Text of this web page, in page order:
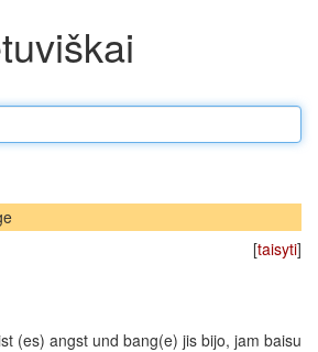
[taisyti]
(es) angst und bang(e) jis bijo, jam baisu